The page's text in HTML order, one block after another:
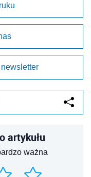
artykułu
ważna